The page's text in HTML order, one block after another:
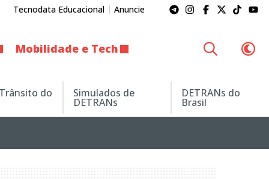
Tecnodata Educacional Anuncie
Mobilidade e Tech
do Simulados de
DETRANs
DETRANs do
Brasil